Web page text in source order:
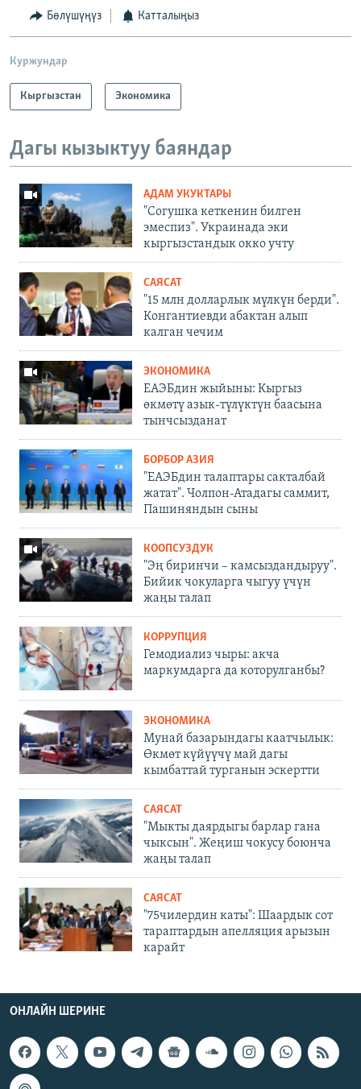
Бөлүшүңүз Катталыңыз
Куржундар
Кыргызстан Экономика
Дагы кызыктуу баяндар
АДАМ УКУКТАРЫ
"Согушка кеткенин билген
эмеспиз". Украинада эки
кыргызстандык окко учту
САЯСАТ
"15 млн долларлык мүлкүн берди".
Конгантиевди абактан алып
калган чечим
ЭКОНОМИКА
ЕАЭБдин жыйыны: Кыргыз
өкмөтү азык-түлүктүн баасына
тынчсызданат
БОРБОР АЗИЯ
"ЕАЭБдин талаптары сакталбай
жатат". Чолпон-Атадагы саммит,
Пашиняндын сыны
КООПСУЗДУК
"Эң биринчи – камсыздандыруу".
Бийик чокуларга чыгуу үчүн
жаңы талап
КОРРУПЦИЯ
Гемодиализ чыры: акча
маркумдарга да которулганбы?
ЭКОНОМИКА
Мунай базарындагы каатчылык:
Өкмөт күйүүчү май дагы
кымбаттай турганын эскертти
САЯСАТ
"Мыкты даярдыгы барлар гана
чыксын". Жеңиш чокусу боюнча
жаңы талап
САЯСАТ
"75чилердин каты": Шаардык сот
тараптардын апелляция арызын
карайт
ОНЛАЙН ШЕРИНЕ